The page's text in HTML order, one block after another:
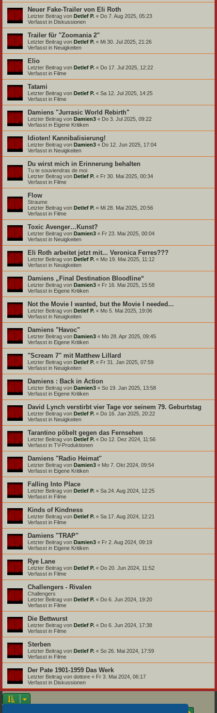
Neuer Fake-Trailer von Eli Roth
Letzter Beitrag von Detlef P. « Do 7. Aug 2025, 05:23
Verfasst in Diskussionen
Trailer für "Zoomania 2"
Letzter Beitrag von Detlef P. « Mi 30. Jul 2025, 21:26
Verfasst in Neuigkeiten
Elio
Letzter Beitrag von Detlef P. « Do 17. Jul 2025, 12:22
Verfasst in Filme
Tatami
Letzter Beitrag von Detlef P. « Sa 12. Jul 2025, 14:25
Verfasst in Filme
Damiens "Jurrasic World Rebirth"
Letzter Beitrag von Damien3 « Do 3. Jul 2025, 09:22
Verfasst in Eigene Kritiken
Idioten! Kannibalisierung!
Letzter Beitrag von Damien3 « Do 12. Jun 2025, 17:04
Verfasst in Neuigkeiten
Du wirst mich in Erinnerung behalten
Tu te souviendras de moi
Letzter Beitrag von Detlef P. « Fr 30. Mai 2025, 00:34
Verfasst in Filme
Flow
Straume
Letzter Beitrag von Detlef P. « Mi 28. Mai 2025, 20:56
Verfasst in Filme
Toxic Avenger…Kunst?
Letzter Beitrag von Damien3 « Fr 23. Mai 2025, 00:04
Verfasst in Neuigkeiten
Eli Roth arbeitet jetzt mit... Veronica Ferres???
Letzter Beitrag von Detlef P. « Mo 19. Mai 2025, 11:12
Verfasst in Neuigkeiten
Damiens „Final Destination Bloodline“
Letzter Beitrag von Damien3 « Fr 16. Mai 2025, 15:58
Verfasst in Eigene Kritiken
Not the Movie I wanted, but the Movie I needed...
Letzter Beitrag von Detlef P. « Mo 5. Mai 2025, 19:06
Verfasst in Neuigkeiten
Damiens "Havoc"
Letzter Beitrag von Damien3 « Mo 28. Apr 2025, 09:45
Verfasst in Eigene Kritiken
"Scream 7" mit Matthew Lillard
Letzter Beitrag von Detlef P. « Fr 31. Jan 2025, 07:59
Verfasst in Neuigkeiten
Damiens : Back in Action
Letzter Beitrag von Damien3 « So 19. Jan 2025, 13:58
Verfasst in Eigene Kritiken
David Lynch verstirbt vier Tage vor seinem 79. Geburtstag
Letzter Beitrag von Detlef P. « Do 16. Jan 2025, 20:22
Verfasst in Neuigkeiten
Tarantino pöbelt gegen das Fernsehen
Letzter Beitrag von Detlef P. « Do 12. Dez 2024, 11:56
Verfasst in TV-Produktionen
Damiens "Radio Heimat"
Letzter Beitrag von Damien3 « Mo 7. Okt 2024, 09:54
Verfasst in Eigene Kritiken
Falling Into Place
Letzter Beitrag von Detlef P. « Sa 24. Aug 2024, 12:25
Verfasst in Filme
Kinds of Kindness
Letzter Beitrag von Detlef P. « Sa 17. Aug 2024, 12:21
Verfasst in Filme
Damiens "TRAP"
Letzter Beitrag von Damien3 « Fr 2. Aug 2024, 09:19
Verfasst in Eigene Kritiken
Rye Lane
Letzter Beitrag von Detlef P. « Do 20. Jun 2024, 11:52
Verfasst in Filme
Challengers - Rivalen
Challengers
Letzter Beitrag von Detlef P. « Do 6. Jun 2024, 19:20
Verfasst in Filme
Die Bettwurst
Letzter Beitrag von Detlef P. « Do 6. Jun 2024, 17:38
Verfasst in Filme
Sterben
Letzter Beitrag von Detlef P. « So 26. Mai 2024, 17:59
Verfasst in Filme
Der Pate 1901-1959 Das Werk
Letzter Beitrag von dottore « Fr 3. Mai 2024, 06:17
Verfasst in Diskussionen